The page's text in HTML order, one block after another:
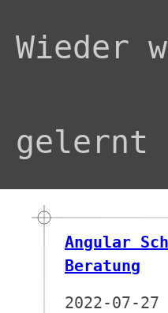
Wieder
gelernt
Angular
Beratung
2022-07-27